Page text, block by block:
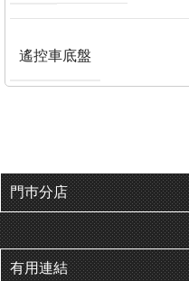
遙控車底盤
門巿分店
有用連結